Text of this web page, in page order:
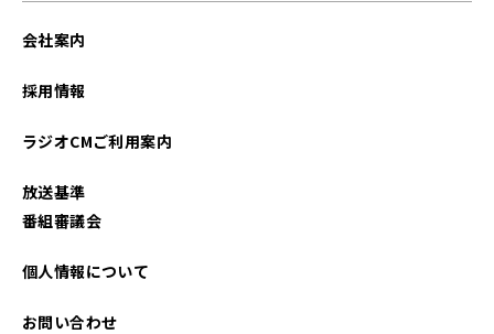
会社案内
採用情報
ラジオCMご利用案内
放送基準
番組審議会
個人情報について
お問い合わせ